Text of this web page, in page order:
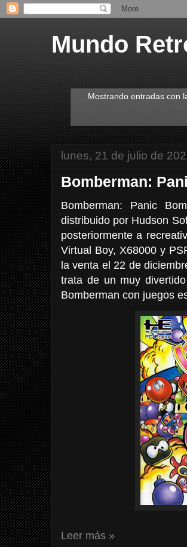
Mundo
Mostrando entradas con
lunes, 21 de julio de
Bomberman:
Bomberman: Panic
distribuido por Hudson
posteriormente a
Virtual Boy, X68000 y
la venta el 22 de
trata de un muy
Bomberman con juegos
Leer más »